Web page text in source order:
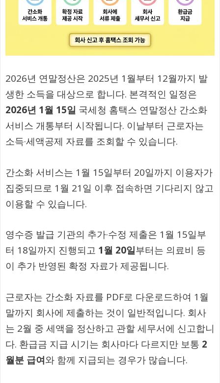
2026년 연말정산은 2025년 1월부터 12월까지 발
생한 소득을 대상으로 합니다. 본격적인 일정은
2026년 1월 15일 국세청 홈택스 연말정산 간소화
서비스 개통부터 시작됩니다. 이날부터 근로자는
소득·세액공제 자료를 조회할 수 있습니다.
간소화 서비스는 1월 15일부터 20일까지 이용자가
집중되므로 1월 21일 이후 접속하면 기다리지 않고
이용할 수 있습니다.
영수증 발급 기관의 추가·수정 제출은 1월 15일부
터 18일까지 진행되고 1월 20일부터는 의료비 등
이 추가 반영된 확정 자료가 제공됩니다.
근로자는 간소화 자료를 PDF로 다운로드하여 1월
말까지 회사에 제출하는 것이 일반적입니다. 회사
는 2월 중 세액을 정산하고 관할 세무서에 신고합니
다. 환급금 지급 시기는 회사마다 다르지만 보통 2
월분 급여와 함께 지급되는 경우가 많습니다.